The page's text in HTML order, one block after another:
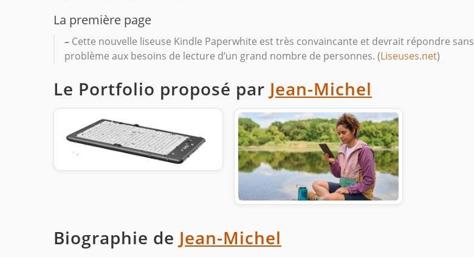
La première page
– Cette nouvelle liseuse Kindle Paperwhite est très convaincante et devrait répondre sans
problème aux besoins de lecture d’un grand nombre de personnes. (Liseuses.net)
Le Portfolio proposé par Jean-Michel
Biographie de Jean-Michel